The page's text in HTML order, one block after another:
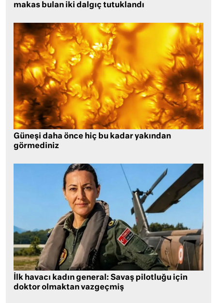
makas bulan iki dalgıç tutuklandı
Güneşi daha önce hiç bu kadar yakından
görmediniz
İlk havacı kadın general: Savaş pilotluğu için
doktor olmaktan vazgeçmiş